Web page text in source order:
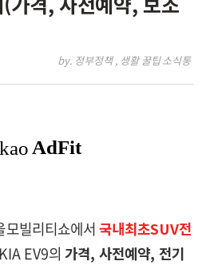
by. 정부정책 , 생활 꿀팁 소식통
빌리티쇼에서국내최초SUV전
KIA EV9의 가격, 사전예약, 전기